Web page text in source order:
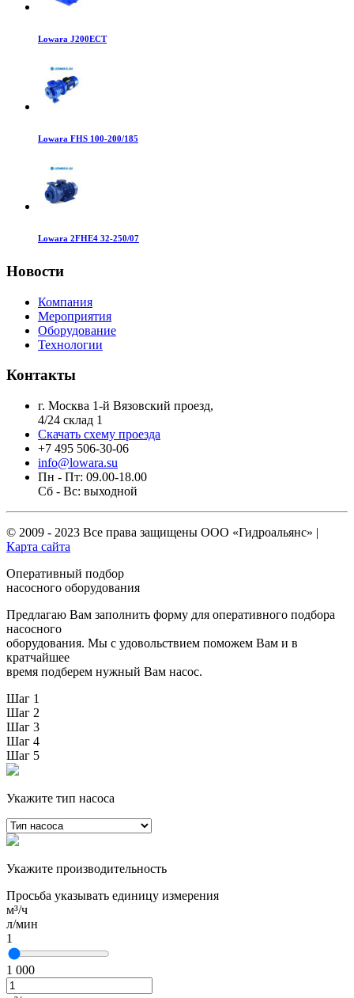
Lowara J200ECT
Lowara FHS 100-200/185
Lowara 2FHE4 32-250/07
Новости
Компания
Мероприятия
Оборудование
Технологии
Контакты
г. Москва 1-й Вязовский проезд,
4/24 склад 1
Скачать схему проезда
+7 495 506-30-06
info@lowara.su
Пн - Пт: 09.00-18.00
Сб - Вс: выходной
© 2009 - 2023 Все права защищены ООО «Гидроальянс» |
Карта сайта
Оперативный подбор
насосного оборудования
Предлагаю Вам заполнить форму для оперативного подбора
насосного
оборудования. Мы с удовольствием поможем Вам и в
кратчайшее
время подберем нужный Вам насос.
Шаг 1
Шаг 2
Шаг 3
Шаг 4
Шаг 5
Укажите тип насоса
Укажите производительность
Просьба указывать единицу измерения
м³/ч
л/мин
1
1 000